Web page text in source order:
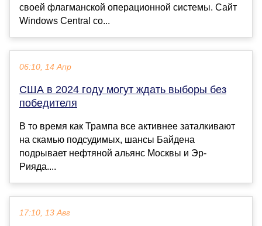
своей флагманской операционной системы. Сайт
Windows Central со...
06:10, 14 Апр
США в 2024 году могут ждать выборы без
победителя
В то время как Трампа все активнее заталкивают
на скамью подсудимых, шансы Байдена
подрывает нефтяной альянс Москвы и Эр-
Рияда....
17:10, 13 Авг